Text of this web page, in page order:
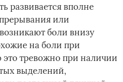
развивается вполне
или
боли внизу
на боли при
тревожно при наличии
выделений,